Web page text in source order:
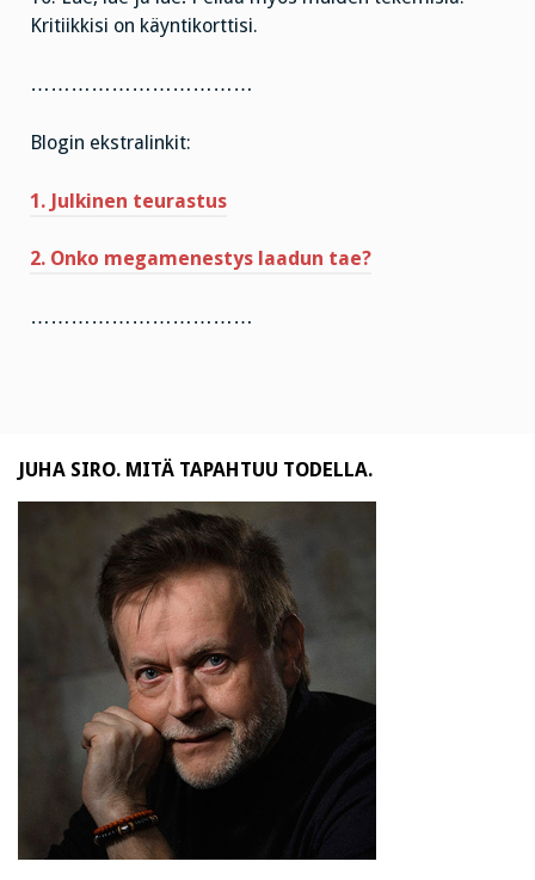
Kritiikkisi on käyntikorttisi.
……………………………
Blogin ekstralinkit:
1. Julkinen teurastus
2. Onko megamenestys laadun tae?
……………………………
JUHA SIRO. MITÄ TAPAHTUU TODELLA.